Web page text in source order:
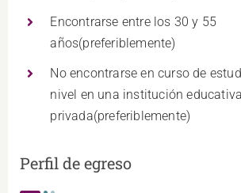
Encontrarse entre los 30 y 55
años(preferiblemente)
No encontrarse en curso de
nivel en una institución
privada(preferiblemente)
Perfil de egreso